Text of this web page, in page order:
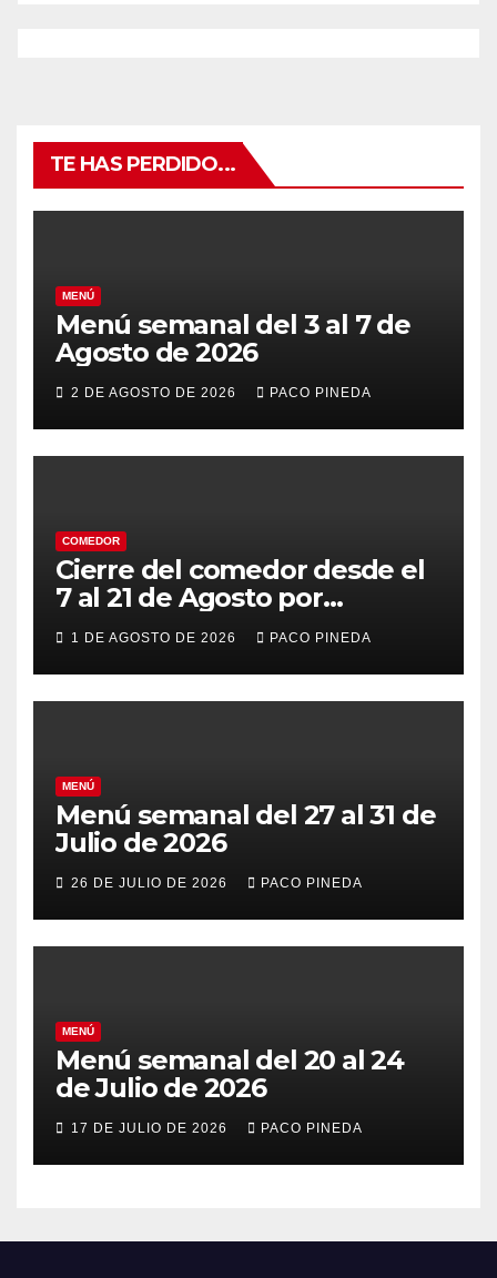
TE HAS PERDIDO...
MENÚ
Menú semanal del 3 al 7 de
Agosto de 2026
2 DE AGOSTO DE 2026 PACO PINEDA
COMEDOR
Cierre del comedor desde el
7 al 21 de Agosto por
vacaciones
1 DE AGOSTO DE 2026 PACO PINEDA
MENÚ
Menú semanal del 27 al 31 de
Julio de 2026
26 DE JULIO DE 2026 PACO PINEDA
MENÚ
Menú semanal del 20 al 24
de Julio de 2026
17 DE JULIO DE 2026 PACO PINEDA